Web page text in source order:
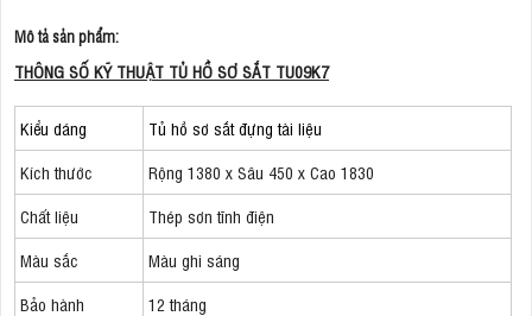
Mô tả sản phẩm:
THÔNG SỐ KỸ THUẬT TỦ HỒ SƠ SẮT TU09K7
Kiểu dáng
Tủ hồ sơ sắt đựng tài liệu
Kích thước
Rộng 1380 x Sâu 450 x Cao 1830
Chất liệu
Thép sơn tĩnh điện
Màu sắc
Màu ghi sáng
Bảo hành
12 tháng